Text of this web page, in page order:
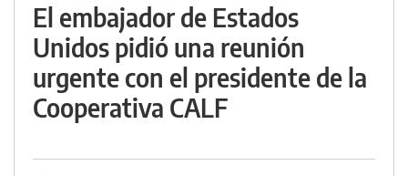
El embajador de Estados
Unidos pidió una reunión
urgente con el presidente de la
Cooperativa CALF